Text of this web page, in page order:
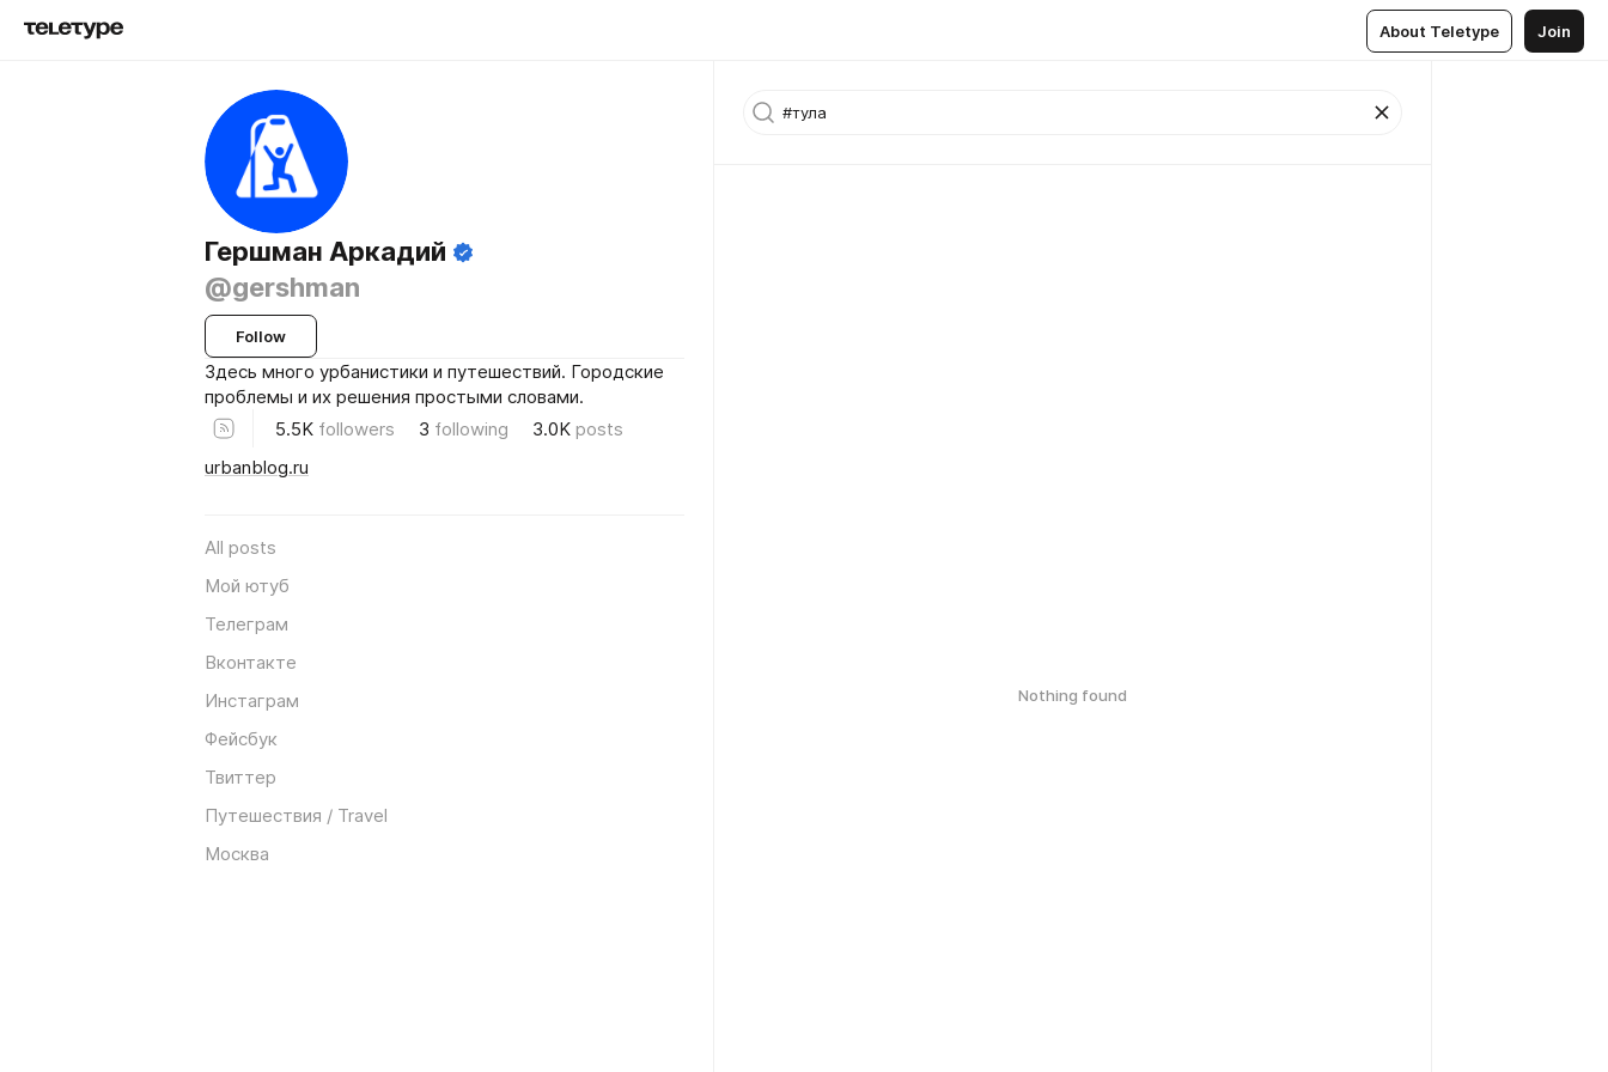
About Teletype Join
Гершман Аркадий
@gershman
Follow
Здесь много урбанистики и путешествий. Городские
проблемы и их решения простыми словами.
5.5K followers 3 following 3.0K posts
urbanblog.ru
All posts
Мой ютуб
Телеграм
Вконтакте
Инстаграм
Фейсбук
Твиттер
Путешествия / Travel
Москва
Nothing found